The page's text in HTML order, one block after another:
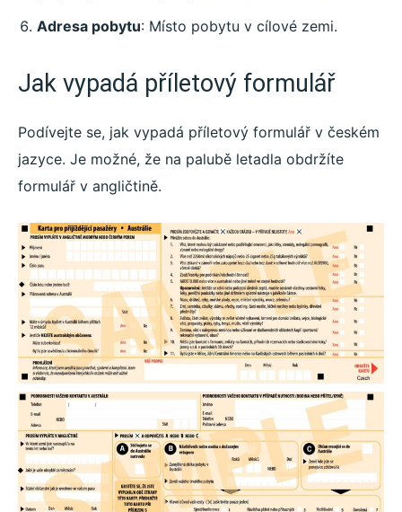
Adresa pobytu: Místo pobytu v cílové zemi.
Jak vypadá příletový formulář
Podívejte se, jak vypadá příletový formulář v českém
jazyce. Je možné, že na palubě letadla obdržíte
formulář v angličtině.